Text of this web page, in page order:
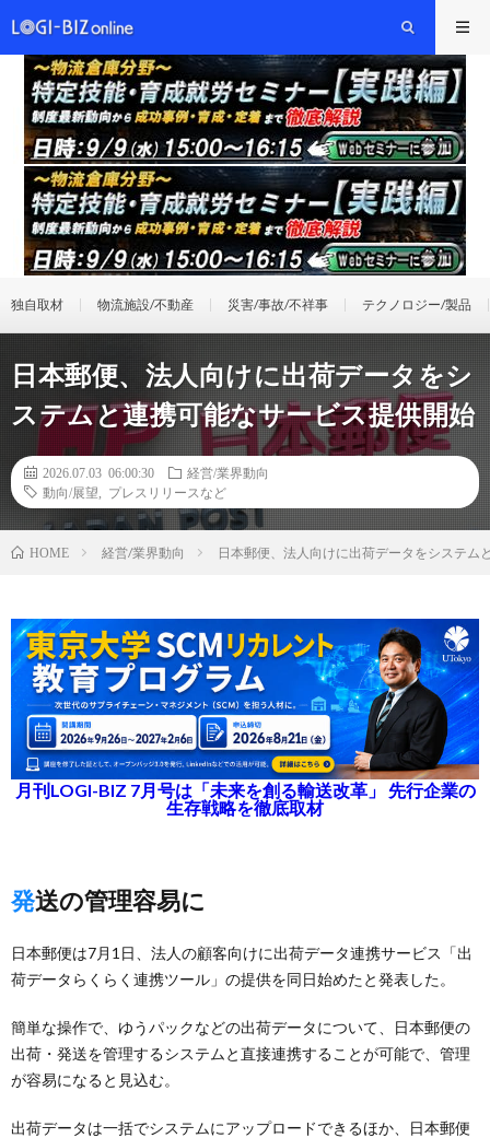
独自取材 物流施設/不動産 災害/事故/不祥事 テクノロジー/製品
日本郵便、法人向けに出荷データをシ
ステムと連携可能なサービス提供開始
2026.07.03 06:00:30
経営/業界動向
動向/展望
プレスリリースなど
HOME 経営/業界動向 日本郵便、法人向けに出荷データをシステム
月刊LOGI-BIZ 7月号は「未来を創る輸送改革」 先行企業の
生存戦略を徹底取材
発送の管理容易に
日本郵便は7月1日、法人の顧客向けに出荷データ連携サービス「出
荷データらくらく連携ツール」の提供を同日始めたと発表した。
簡単な操作で、ゆうパックなどの出荷データについて、日本郵便の
出荷・発送を管理するシステムと直接連携することが可能で、管理
が容易になると見込む。
出荷データは一括でシステムにアップロードできるほか、日本郵便